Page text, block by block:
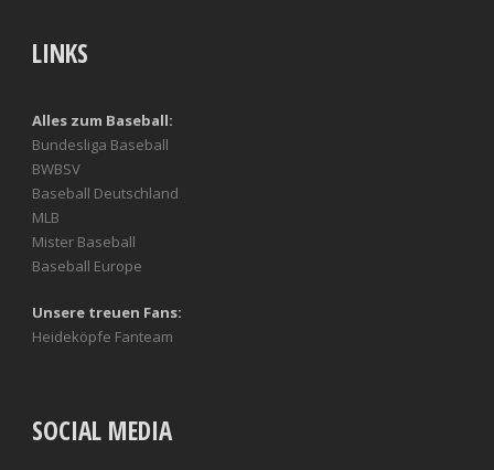
LINKS
Alles zum Baseball:
Bundesliga Baseball
BWBSV
Baseball Deutschland
MLB
Mister Baseball
Baseball Europe
Unsere treuen Fans:
Heideköpfe Fanteam
SOCIAL MEDIA